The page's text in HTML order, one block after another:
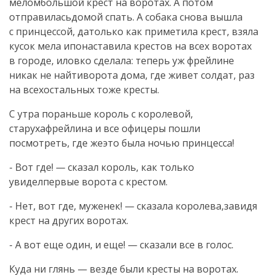
отправиласьдомой спать. А собака снова вышла
с принцессой, датолько как приметила крест, взяла
кусок мела ипонаставила крестов на всех воротах
в городе, иловко сделала: теперь уж фрейлине
никак не найтиворота дома, где живет солдат, раз
на всехостальных тоже кресты.
С утра пораньше король с королевой,
старухафрейлина и все офицеры пошли
посмотреть, где жеэто была ночью принцесса!
- Вот где! — сказал король, как только
увиделпервые ворота с крестом.
- Нет, вот где, муженек! — сказала королева,завидя
крест на других воротах.
- А вот еще один, и еще! — сказали все в голос.
Куда ни глянь — везде были кресты на воротах.